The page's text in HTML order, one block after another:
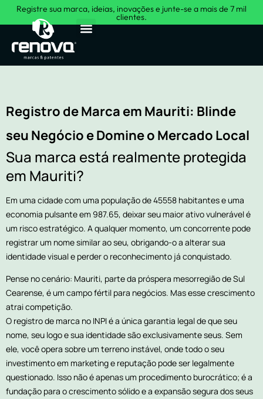
Registre sua marca, ideias, inovações e junte-se a mais de 7 mil
clientes.
Registro de Marca em Mauriti: Blinde
seu Negócio e Domine o Mercado Local
Sua marca está realmente protegida
em Mauriti?
Em uma cidade com uma população de 45558 habitantes e uma
economia pulsante em 987.65, deixar seu maior ativo vulnerável é
um risco estratégico. A qualquer momento, um concorrente pode
registrar um nome similar ao seu, obrigando-o a alterar sua
identidade visual e perder o reconhecimento já conquistado.
Pense no cenário: Mauriti, parte da próspera mesorregião de Sul
Cearense, é um campo fértil para negócios. Mas esse crescimento
atrai competição.
O registro de marca no INPI é a única garantia legal de que seu
nome, seu logo e sua identidade são exclusivamente seus. Sem
ele, você opera sobre um terreno instável, onde todo o seu
investimento em marketing e reputação pode ser legalmente
questionado. Isso não é apenas um procedimento burocrático; é a
fundação para o crescimento sólido e a expansão segura dos seus